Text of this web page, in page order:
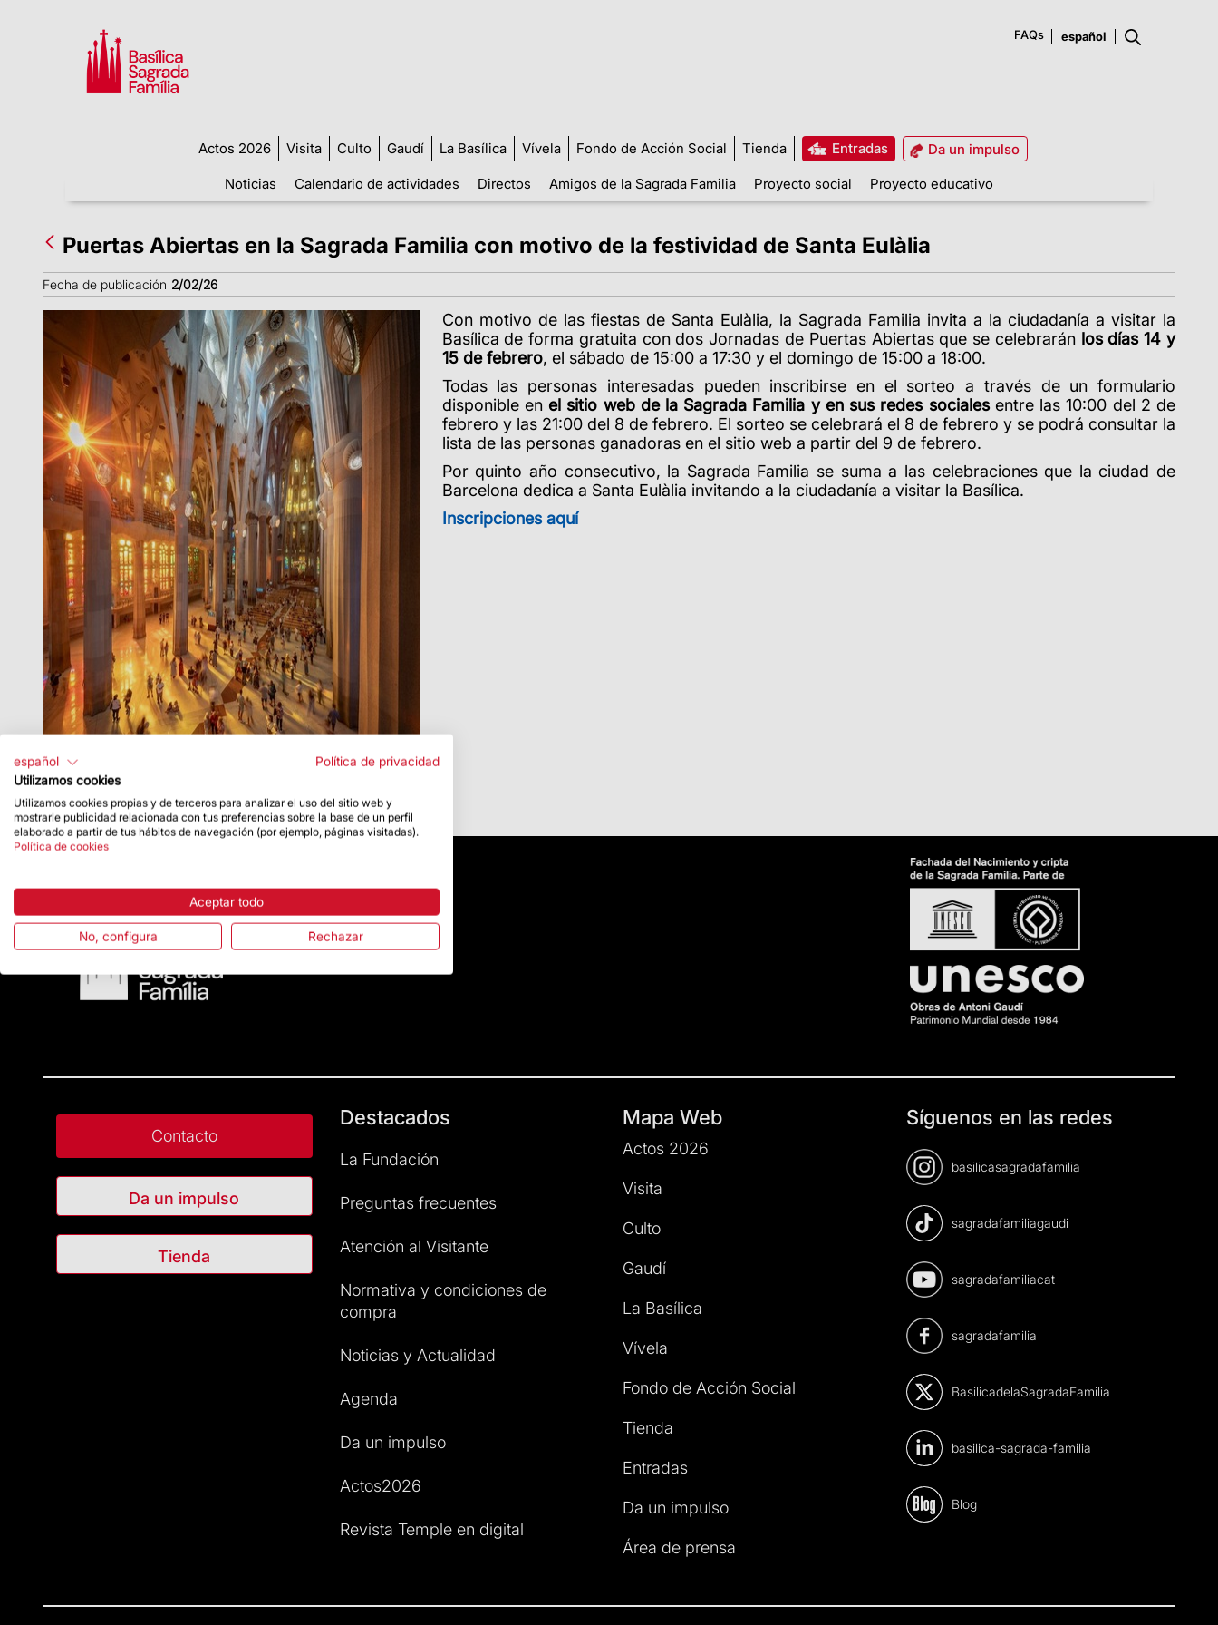
FAQs
Actos 2026 Visita Culto Gaudí La Basílica Vívela Fondo de Acción Social Tienda Entradas
Da un impulso
Noticias
Calendario de actividades Directos Amigos de la Sagrada Familia Proyecto social Proyecto educativo
Puertas Abiertas en la Sagrada Familia con motivo de la festividad de Santa Eulàlia
Fecha de publicación 2/02/26
Con motivo de las fiestas de Santa Eulàlia, la Sagrada Familia invita a la ciudadanía a visitar la
Basílica de forma gratuita con dos Jornadas de Puertas Abiertas que se celebrarán los días 14 y
15 de febrero, el sábado de 15:00 a 17:30 y el domingo de 15:00 a 18:00.
Todas las personas interesadas pueden inscribirse en el sorteo a través de un formulario
disponible enel sitio web de la Sagrada Familia y en sus redes socialesentre las 10:00 del 2 de
febrero y las 21:00 del 8 de febrero. El sorteo se celebrará el 8 de febrero y se podrá consultar la
lista de las personas ganadoras en el sitio web a partir del 9 de febrero.
Por quinto año consecutivo, la Sagrada Familia se suma a las celebraciones que la ciudad de
Barcelona dedica a Santa Eulàlia invitando a la ciudadanía a visitar la Basílica.
Inscripciones aquí
Contacto
Da un impulso
Tienda
Destacados
La Fundación
Preguntas frecuentes
Atención al Visitante
Normativa y condiciones de
compra
Noticias y Actualidad
Agenda
Da un impulso
Actos2026
Revista Temple en digital
Mapa Web
Actos 2026
Visita
Culto
Gaudí
La Basílica
Vívela
Fondo de Acción Social
Tienda
Entradas
Da un impulso
Área de prensa
Síguenos en las redes
basilicasagradafamilia
sagradafamiliagaudi
sagradafamiliacat
sagradafamilia
BasilicadelaSagradaFamilia
basilica-sagrada-familia
Blog
español
Política de privacidad
Utilizamos cookies
Utilizamos cookies propias y de terceros para analizar el uso del sitio web y
mostrarle publicidad relacionada con tus preferencias sobre la base de un perfil
elaborado a partir de tus hábitos de navegación (por ejemplo, páginas visitadas).
Política de cookies
Aceptar todo
No, configura Rechazar